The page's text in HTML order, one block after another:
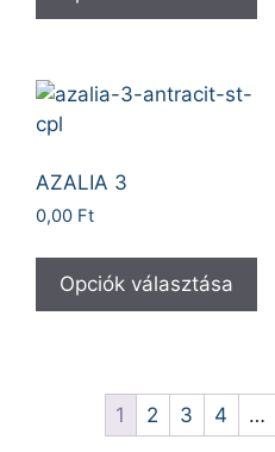
AZALIA 3
0,00 Ft
Opciók választása
1 2 3 4 …